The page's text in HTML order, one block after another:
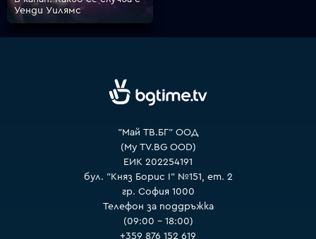
Уенди Уилямс
"Май ТВ.БГ" ООД
(My TV.BG OOD)
ЕИК 202254191
бул. "Княз Борис I" №151, ет. 2
гр. София 1000
Телефон за поддръжка
(09:00 – 18:00)
+359 876 152 619